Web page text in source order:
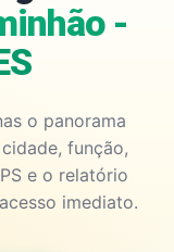
-
o panorama
função,
e o relatório
imediato.